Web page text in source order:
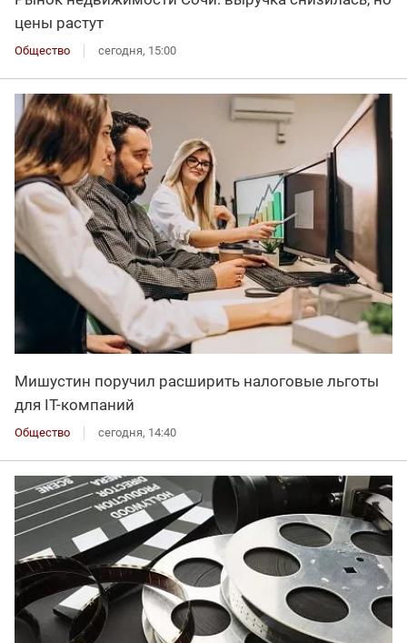
цены растут
Общество сегодня, 15:00
Мишустин поручил расширить налоговые льготы
для IT-компаний
Общество сегодня, 14:40